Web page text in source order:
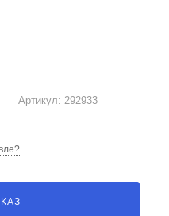
Артикул: 292933